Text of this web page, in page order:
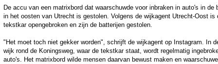
De accu van een matrixbord dat waarschuwde voor inbraken in auto's in de
in het oosten van Utrecht is gestolen. Volgens de wijkagent Utrecht-Oost is
tekstkar opengebroken en zijn de batterijen gestolen.
"Het moet toch niet gekker worden", schrijft de wijkagent op Instagram. In
wijk rond de Koningsweg, waar de tekstkar staat, wordt regelmatig
auto's. Het matrixbord wilde mensen daarvan bewust maken en